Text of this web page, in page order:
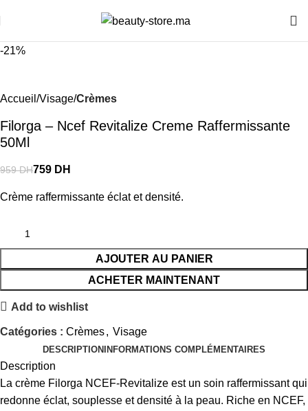
-21%
Accueil Visage Crèmes
Filorga – Ncef Revitalize Creme Raffermissante
50Ml
959DH759 DH
Crème raffermissante éclat et densité.
AJOUTER AU PANIER
ACHETER MAINTENANT
Add to wishlist
Catégories : Crèmes, Visage
DESCRIPTION INFORMATIONS COMPLÉMENTAIRES
Description
La crème Filorga NCEF-Revitalize est un soin raffermissant qui
redonne éclat, souplesse et densité à la peau. Riche en NCEF,